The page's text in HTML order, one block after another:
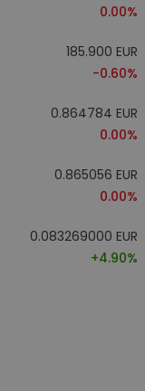
0.00%
185.900 EUR
-0.60%
0.864784 EUR
0.00%
0.865056 EUR
0.00%
0.083269000 EUR
+4.90%